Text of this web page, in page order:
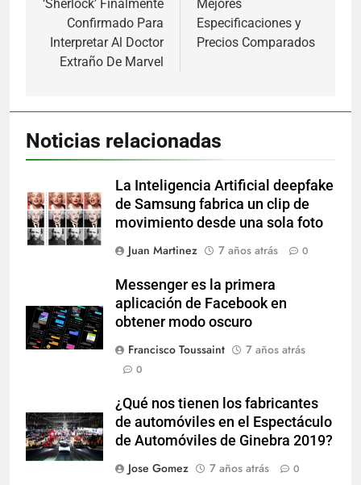
‘Sherlock’ Finalmente
Confirmado Para
Interpretar Al Doctor
Extraño De Marvel
Mejores
Especificaciones y
Precios Comparados
Noticias relacionadas
La Inteligencia Artificial deepfake
de Samsung fabrica un clip de
movimiento desde una sola foto
Juan Martinez
7 años atrás 0
Messenger es la primera
aplicación de Facebook en
obtener modo oscuro
Francisco Toussaint
7 años atrás
0
¿Qué nos tienen los fabricantes
de automóviles en el Espectáculo
de Automóviles de Ginebra 2019?
Jose Gomez
7 años atrás 0